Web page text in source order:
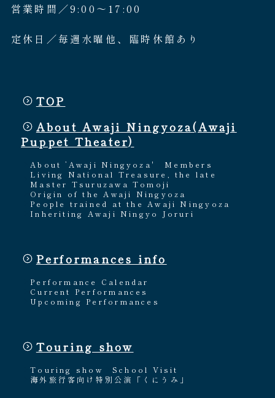
営業時間／9:00〜17:00
定休日／毎週水曜他、臨時休館あり
TOP
About Awaji Ningyoza(Awaji
Puppet Theater)
About ’Awaji Ningyoza'
Members
Living National Treasure, the late
Master Tsuruzawa Tomoji
Origin of the Awaji Ningyoza
People trained at the Awaji Ningyoza
Inheriting Awaji Ningyo Joruri
Performances info
Performance Calendar
Current Performances
Upcoming Performances
Touring show
Touring show
School Visit
海外旅行客向け特別公演「くにうみ」